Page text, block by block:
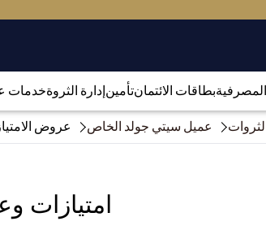
بطاقات الائتمانتأمينإدارة الثروةخدمات
عميل سيتي جولد الخاص عروض
امتيازات